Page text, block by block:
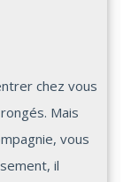
chez vous
Mais
vous
il